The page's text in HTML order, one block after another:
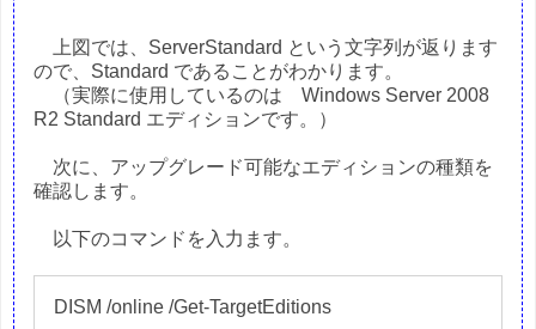
上図では、ServerStandard という文字列が返ります
ので、Standard であることがわかります。
（実際に使用しているのは Windows Server 2008
R2 Standard エディションです。）
次に、アップグレード可能なエディションの種類を
確認します。
以下のコマンドを入力ます。
DISM /online /Get-TargetEditions